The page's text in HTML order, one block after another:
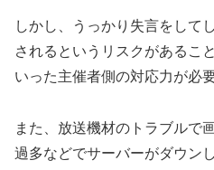
しかし、うっかり失言をして
されるというリスクがあるこ
いった主催者側の対応力が必
また、放送機材のトラブルで
過多などでサーバーがダウン